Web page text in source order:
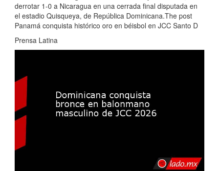
derrotar 1-0 a Nicaragua en una cerrada final disputada en
el estadio Quisqueya, de República Dominicana.The post
Panamá conquista histórico oro en béisbol en JCC Santo D
Prensa Latina